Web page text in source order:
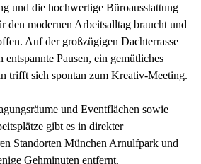
und die hochwertige Büroausstattung
den modernen Arbeitsalltag braucht und
Auf der großzügigen Dachterrasse
Pausen, ein gemütliches
trifft sich spontan zum Kreativ-Meeting.
und Eventflächen sowie
gibt es in direkter
Standorten München Arnulfpark und
Gehminuten entfernt.